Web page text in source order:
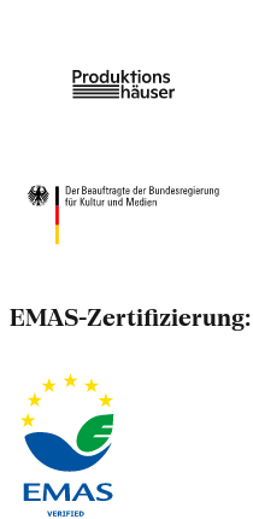
EMAS-Zertifizierung: